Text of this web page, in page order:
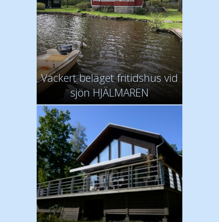
Vackert beläget fritidshus vid
sjön HJÄLMAREN